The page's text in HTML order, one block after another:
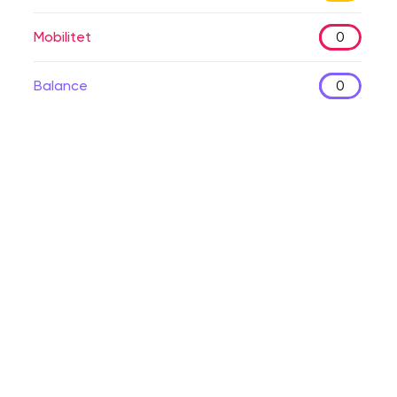
Mobilitet 0
Balance 0